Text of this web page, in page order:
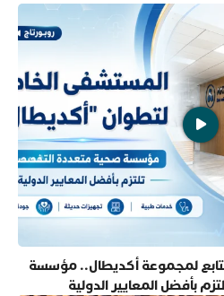
لمجموعة أكديطال.. مؤسسة
بأفضل المعايير الدولية